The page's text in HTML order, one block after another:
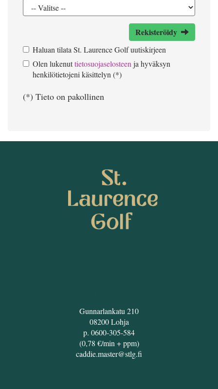
Rekisteröidy
Haluan tilata St. Laurence Golf uutiskirjeen
Olen lukenuttietosuojaselosteen ja hyväksyn
henkilötietojeni käsittelyn (*)
(*) Tieto on pakollinen
Gunnarlankatu 210
08200 Lohja
p. 0600-305-584
(0,78 €/min + ppm)
caddie.master@stlg.fi